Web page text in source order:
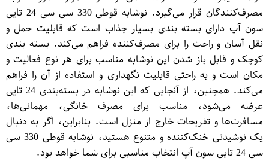
مصرف‌کنندگان قرار می‌گیرد. نوشابه قوطی 330 سی سی 24 تایی
سون آپ دارای بسته بندی بسیار جذاب است که قابلیت حمل و
نقل آسان و راحت را برای مصرف‌کننده فراهم می‌کند. بسته بندی
کوچک و قابل باز شدن این نوشابه مناسب برای هر نوع فعالیت و
مکان است و به راحتی قابلیت نگهداری و استفاده از آن را فراهم
می‌کند. همچنین، از آنجایی که این نوشابه در بسته‌بندی 24 تایی
عرضه می‌شود، مناسب برای مصرف خانگی، مهمانی‌ها،
مسافرت‌ها و تفریحات خارج از منزل است. بنابراین، اگر به دنبال
یک نوشیدنی خنک‌کننده و متنوع هستید، نوشابه قوطی 330 سی
سی 24 تایی سون آپ انتخاب مناسبی برای شما خواهد بود.